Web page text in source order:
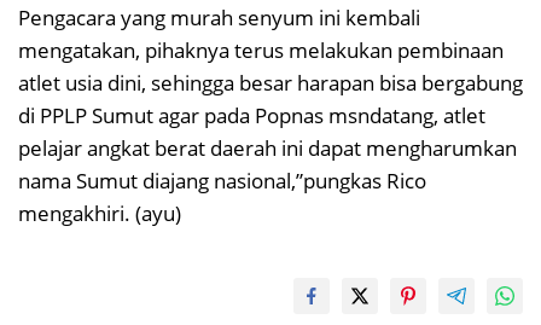
Pengacara yang murah senyum ini kembali
mengatakan, pihaknya terus melakukan pembinaan
atlet usia dini, sehingga besar harapan bisa bergabung
di PPLP Sumut agar pada Popnas msndatang, atlet
pelajar angkat berat daerah ini dapat mengharumkan
nama Sumut diajang nasional,”pungkas Rico
mengakhiri. (ayu)